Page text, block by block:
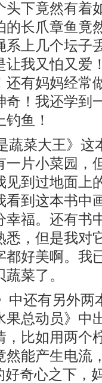
头下竟然有着
的长爪章鱼竟
系上几个坛子
让我又怕又爱
还有妈妈经常
奇！我还学到
鱼！
蔬菜大王》这
一片小菜园，
见到过地面上
看到这本书中
幸福。还有书
悉，但是我对
都好美啊。我
菜了。
中还有另外两
果总动员》中
，比如用两个
然能产生电流
好奇心之下，